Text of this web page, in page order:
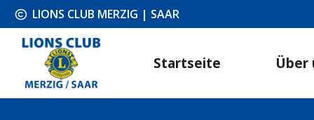
LIONS CLUB MERZIG | SAAR
Startseite Über